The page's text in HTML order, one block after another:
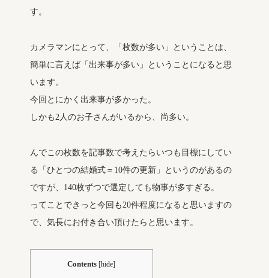
す。
カメラマンにとって、「枚数が多い」ということは、
簡単に言えば「出来事が多い」ということになると思
います。
今回とにかく出来事が多かった。
しかも2人のお子さんがいるから、尚多い。
んでこの枚数を記事数で考えたらいつも目標にしてい
る「ひとつの結婚式＝10件の更新」というのがあるの
ですが、140枚ずつで選定しても物事が多すぎる。
ってことできっと今回も20件程度になると思いますの
で、気長にお付き合い頂けたらと思います。
Contents [hide]